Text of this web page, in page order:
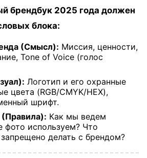
брендбук 2025 года должен
блока:
(Смысл): Миссия, ценности,
Tone of Voice (голос
Логотип и его охранные
цвета (RGB/CMYK/HEX),
шрифт.
Как мы ведем
фото используем? Что
делать с брендом?